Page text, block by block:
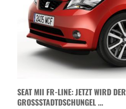
SEAT MII FR-LINE: JETZT WIRD DER
GROSSSTADTDSCHUNGEL …